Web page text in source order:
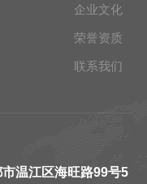
企业文化
荣誉资质
联系我们
市温江区海旺路99号5